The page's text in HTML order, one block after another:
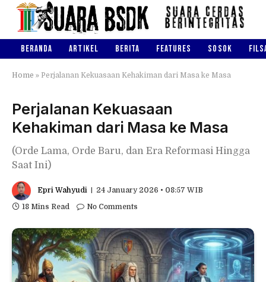
BERANDA ARTIKEL BERITA FEATURES SOSOK
Home » Perjalanan Kekuasaan Kehakiman dari Masa ke Masa
Perjalanan Kekuasaan
Kehakiman dari Masa ke Masa
(Orde Lama, Orde Baru, dan Era Reformasi Hingga
Saat Ini)
Epri Wahyudi
24 January 2026 • 08:57 WIB
18 Mins Read
No Comments